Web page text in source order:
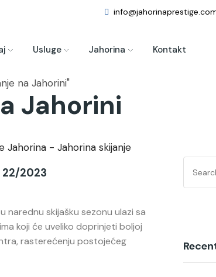
Usluge Jahorina Kontakt
na Jahorini"
Jahorini
22/2023
narednu skijašku sezonu ulazi sa
koji će uveliko doprinjeti boljoj
rasterećenju postojećeg